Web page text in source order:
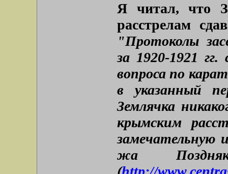
Я читал, что
расстрелам
"Протоколы
за 1920-1921
вопроса по
в указанный
Землячка
крымским
замечательную
жа